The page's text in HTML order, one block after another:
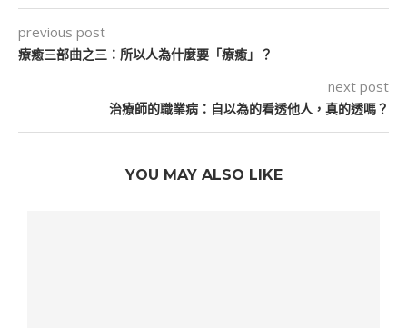
previous post
療癒三部曲之三：所以人為什麼要「療癒」？
next post
治療師的職業病：自以為的看透他人，真的透嗎？
YOU MAY ALSO LIKE